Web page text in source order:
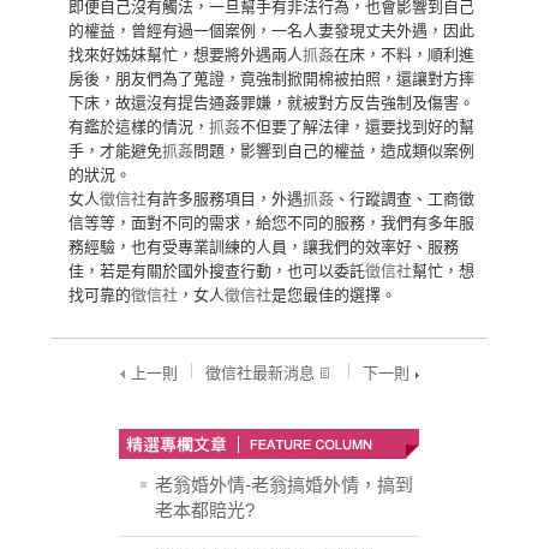
即便自己沒有觸法，一旦幫手有非法行為，也會影響到自己
的權益，曾經有過一個案例，一名人妻發現丈夫外遇，因此
找來好姊妹幫忙，想要將外遇兩人抓姦在床，不料，順利進
房後，朋友們為了蒐證，竟強制掀開棉被拍照，還讓對方摔
下床，故還沒有提告通姦罪嫌，就被對方反告強制及傷害。
有鑑於這樣的情況，抓姦不但要了解法律，還要找到好的幫
手，才能避免抓姦問題，影響到自己的權益，造成類似案例
的狀況。
女人徵信社有許多服務項目，外遇抓姦 、行蹤調查、工商徵
信等等，面對不同的需求，給您不同的服務，我們有多年服
務經驗，也有受專業訓練的人員，讓我們的效率好、服務
佳，若是有關於國外搜查行動，也可以委託徵信社幫忙，想
找可靠的徵信社 ，女人徵信社是您最佳的選擇。
上一則 徵信社最新消息 下一則
老翁婚外情-老翁搞婚外情，搞到
老本都賠光?